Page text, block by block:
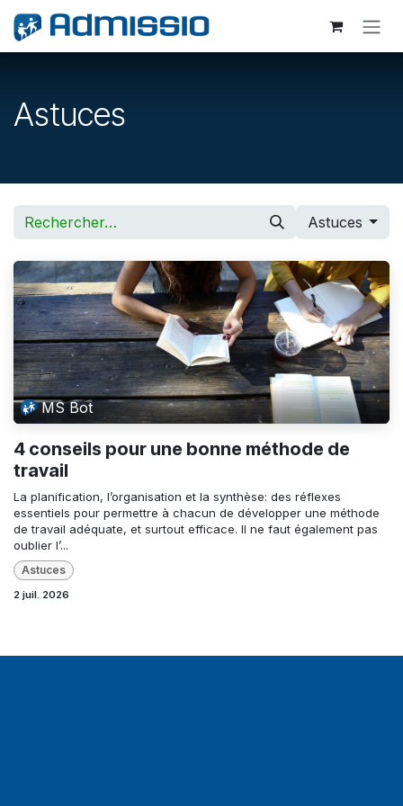
Se rendre au contenu
Astuces
Astuces
MS Bot
4 conseils pour une bonne méthode de
travail
La planification, l’organisation et la synthèse: des réflexes
essentiels pour permettre à chacun de développer une méthode
de travail adéquate, et surtout efficace. Il ne faut également pas
oublier l’...
Astuces
2 juil. 2026